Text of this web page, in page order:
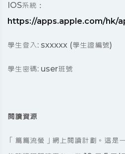
IOS系統：
https://apps.apple.com/hk/
學生登入: sxxxxx (學生證編號)
學生密碼: user班號
閱讀資源
「篇篇流螢」網上閱讀計劃。這是